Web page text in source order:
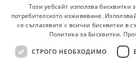
Когато получим оферта
Vihra AI
За новодошли
Този уебсайт използва бисквитки
потребителското изживяване.
се съгласявате с всички бисквитки в
Политика за Бисквитки.
СТРОГО НЕОБХОДИМО